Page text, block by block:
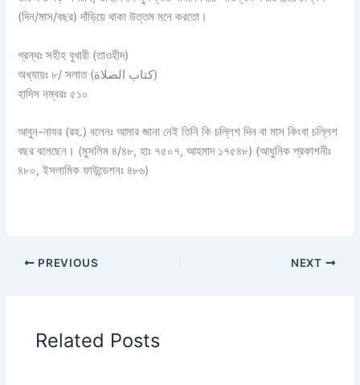
(দিন/মাস/বছর) দাঁড়িয়ে থাকা উত্তম মনে করতো।
গ্রন্থঃ সহীহ বুখারী (তাওহীদ)
অধ্যায়ঃ ৮/ সলাত (كتاب الصلاة)
হাদিস নম্বরঃ ৫১০
আবুন-নাযর (রহ.) বলেনঃ আমার জানা নেই তিনি কি চল্লিশ দিন বা মাস কিংবা চল্লিশ
বছর বলেছেন। (মুসলিম ৪/৪৮, হাঃ ৭৫০৭, আহমাদ ১৭৫৪৮) (আধুনিক প্রকাশনীঃ
৪৮০, ইসলামিক ফাউন্ডেশনঃ ৪৮৬)
PREVIOUS NEXT
Related Posts